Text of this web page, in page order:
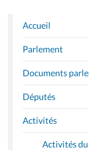
N
A
V
I
G
A
T
I
O
Accueil
Parlement
Documents
Députés
Activités
Activités